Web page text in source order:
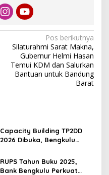
Pos berikutnya
Silaturahmi Sarat Makna,
Gubernur Helmi Hasan
Temui KDM dan Salurkan
Bantuan untuk Bandung
Barat
Capacity Building TP2DD
2026 Dibuka, Bengkulu
Transaksi Non-Tunai
RUPS Tahun Buku 2025,
Bank Bengkulu Perkuat